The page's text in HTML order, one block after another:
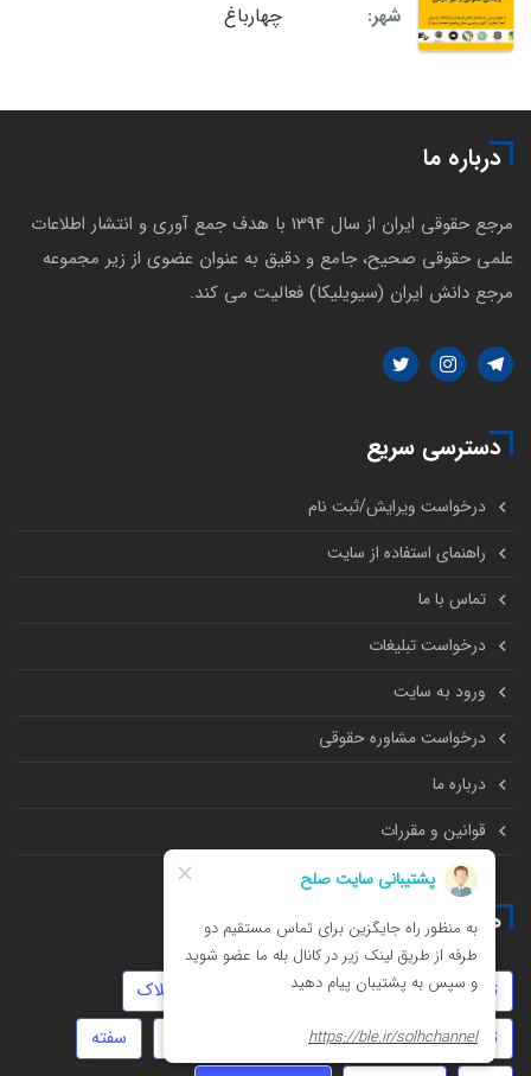
شهر:
چهارباغ
درباره ما
مرجع حقوقی ایران از سال 1394 با هدف جمع آوری و انتشار اطلاعات
علمی حقوقی صحیح، جامع و دقیق به عنوان عضوی از زیر مجموعه
مرجع دانش ایران (سیویلیکا) فعالیت می کند.
دسترسی سریع
درخواست ویرایش/ثبت نام
راهنمای استفاده از سایت
تماس با ما
درخواست تبلیغات
ورود به سایت
درخواست مشاوره حقوقی
درباره ما
قوانین و مقررات
همه چیز درباره
توهین تهمت مهریه
املاک
ثبت شرکت
طلاق
سفته